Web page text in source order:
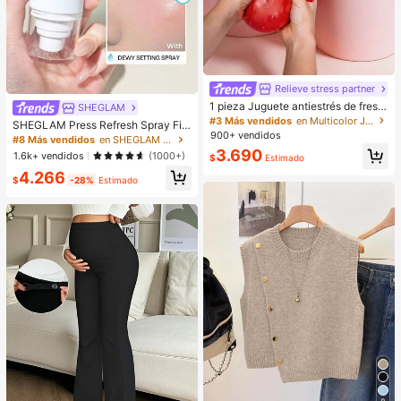
SHEGLAM
SHEGLAM Press Refresh Spray Fija
dor Marca De Belleza CosméTica
Maquillaje Para Mujeres Y NiñAs
#8 Más vendidos
en SHEGLAM Maquillaje
1.6k+ vendidos
(1000+)
$4.266 -28% Estimado
Relieve stress partner
1 pieza Juguete antiestrés de fresa
realista y lindo, juguete sensorial de
rebote suave para niños y adultos,
alivia la ansiedad y mejora el estad
o de ánimo diario, decoración de es
critorio, regalo de fiesta, regalo idea
l para vacaciones, Kawaii
#3 Más vendidos
en Multicolor Juguetes para aliviar el estrés
900+ vendidos
$3.690 Estimado